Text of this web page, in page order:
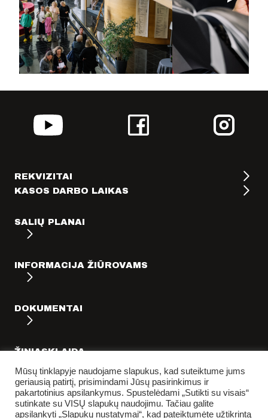
REKVIZITAI
KASOS DARBO LAIKAS
SALIŲ PLANAI
INFORMACIJA ŽIŪROVAMS
DOKUMENTAI
ŽINIASKLAIDA
Mūsų tinklapyje naudojame slapukus, kad suteiktume jums
geriausią patirtį, prisimindami Jūsų pasirinkimus ir
pakartotinius apsilankymus. Spustelėdami „Sutikti su visais“
sutinkate su VISŲ slapukų naudojimu. Tačiau galite
apsilankyti „Slapukų nustatymai“, kad pateiktumėte užtikrintą